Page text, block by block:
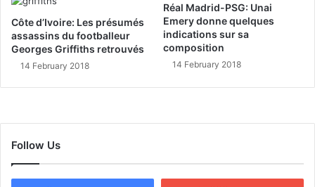
Côte d’Ivoire: Les présumés
assassins du footballeur
Georges Griffiths retrouvés
14 February 2018
Réal Madrid-PSG: Unai
Emery donne quelques
indications sur sa
composition
14 February 2018
Follow Us